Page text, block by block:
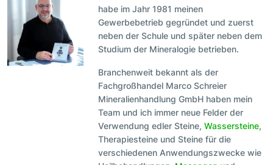
habe im Jahr 1981 meinen
Gewerbebetrieb gegründet und zuerst
neben der Schule und später neben dem
Studium der Mineralogie betrieben.
Branchenweit bekannt als der
Fachgroßhandel Marco Schreier
Mineralienhandlung GmbH haben mein
Team und ich immer neue Felder der
Verwendung edler Steine,Wassersteine,
Therapiesteine und Steine für die
verschiedenen Anwendungszwecke wie